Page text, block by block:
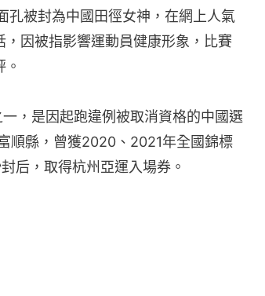
孔被封為中國田徑女神，在網上人氣
因被指影響運動員健康形象，比賽
，是因起跑違例被取消資格的中國選
順縣，曾獲2020、2021年全國錦標
后，取得杭州亞運入場券。